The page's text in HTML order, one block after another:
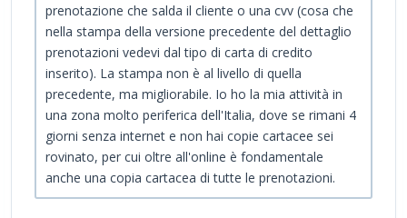
prenotazione che salda il cliente o una cvv (cosa che
nella stampa della versione precedente del dettaglio
prenotazioni vedevi dal tipo di carta di credito
inserito). La stampa non è al livello di quella
precedente, ma migliorabile. Io ho la mia attività in
una zona molto periferica dell'Italia, dove se rimani 4
giorni senza internet e non hai copie cartacee sei
rovinato, per cui oltre all'online è fondamentale
anche una copia cartacea di tutte le prenotazioni.